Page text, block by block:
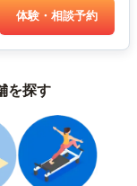
体験・相談予約
を探す